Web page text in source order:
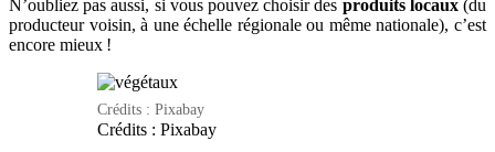
N’oubliez pas aussi, si vous pouvez choisir des produits locaux(du
producteur voisin, à une échelle régionale ou même nationale), c’est
encore mieux !
Crédits : Pixabay
Crédits : Pixabay